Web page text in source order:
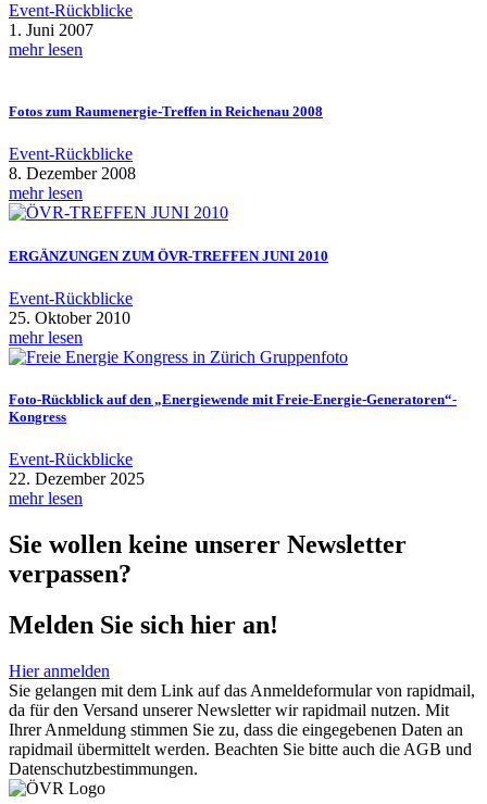
Event-Rückblicke
1. Juni 2007
mehr lesen
Fotos zum Raumenergie-Treffen in Reichenau 2008
Event-Rückblicke
8. Dezember 2008
mehr lesen
ERGÄNZUNGEN ZUM ÖVR-TREFFEN JUNI 2010
Event-Rückblicke
25. Oktober 2010
mehr lesen
Foto-Rückblick auf den „Energiewende mit Freie-Energie-Generatoren“-
Kongress
Event-Rückblicke
22. Dezember 2025
mehr lesen
Sie wollen keine unserer Newsletter
verpassen?
Melden Sie sich hier an!
Hier anmelden
Sie gelangen mit dem Link auf das Anmeldeformular von rapidmail,
da für den Versand unserer Newsletter wir rapidmail nutzen. Mit
Ihrer Anmeldung stimmen Sie zu, dass die eingegebenen Daten an
rapidmail übermittelt werden. Beachten Sie bitte auch die AGB und
Datenschutzbestimmungen.